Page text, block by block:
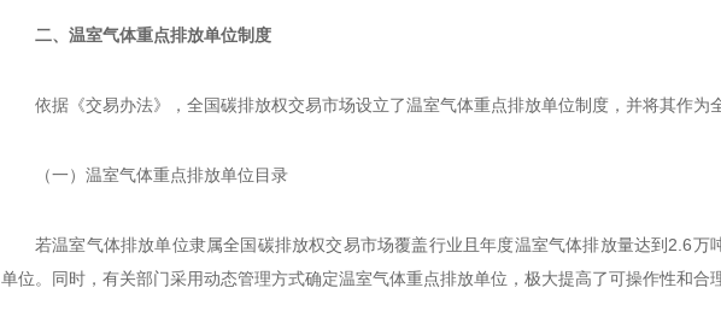
二、温室气体重点排放单位制度
依据《交易办法》，全国碳排放权交易市场设立了温室气体重点排放单位制度，并将其作为
（一）温室气体重点排放单位目录
若温室气体排放单位隶属全国碳排放权交易市场覆盖行业且年度温室气体排放量达到2.6
单位。同时，有关部门采用动态管理方式确定温室气体重点排放单位，极大提高了可操作性和合